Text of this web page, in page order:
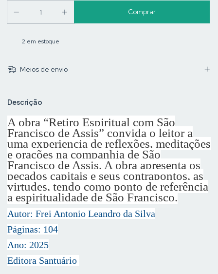
2 em estoque
Meios de envio
Descrição
A obra “Retiro Espiritual com São
Francisco de Assis” convida o leitor a
uma experiencia de reflexões, meditações
e orações na companhia de São
Francisco de Assis. A obra apresenta os
pecados capitais e seus contrapontos, as
virtudes, tendo como ponto de referência
a espiritualidade de São Francisco.
Autor: Frei Antonio Leandro da Silva
Páginas: 104
Ano: 2025
Editora Santuário